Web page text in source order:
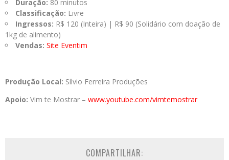
Duração: 80 minutos
Classificação: Livre
Ingressos: R$ 120 (Inteira) | R$ 90 (Solidário com doação de
1kg de alimento)
Vendas: Site Eventim
Produção Local: Sílvio Ferreira Produções
Apoio: Vim te Mostrar – www.youtube.com/vimtemostrar
COMPARTILHAR: